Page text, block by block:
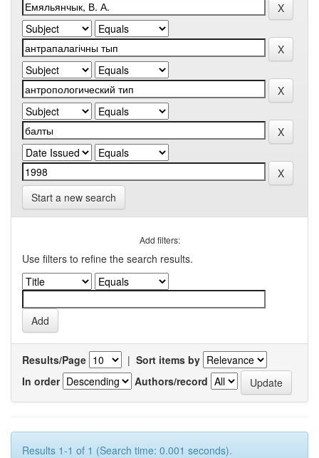
Start a new search
Add filters:
Use filters to refine the search results.
Results/Page | Sort items by
In order
Authors/record
Results 1-1 of 1 (Search time: 0.001 seconds).